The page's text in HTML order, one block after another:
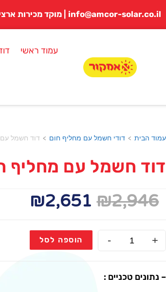
info@amcor-solar.co.il | מוקד מכירות ארצי 1800-700-970
עמוד ראשי
עמוד הבית > דודי חשמל עם מחליף חום > דוד חשמל עם
דוד חשמל עם מחליף חום 60
₪2,946
₪2,651
- + הוספה לסל
– נתונים טכניים :